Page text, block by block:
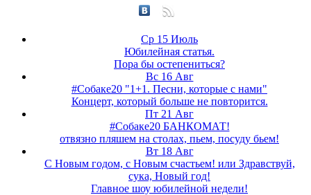
Ср 15 Июль
Юбилейная статья.
Пора бы остепениться?
Вс 16 Авг
#Собаке20 "1+1. Песни, которые с нами"
Концерт, который больше не повторится.
Пт 21 Авг
#Собаке20 БАНКОМАТ!
отвязно пляшем на столах, пьем, посуду бьем!
Вт 18 Авг
С Новым годом, с Новым счастьем! или Здравствуй,
сука, Новый год!
Главное шоу юбилейной недели!